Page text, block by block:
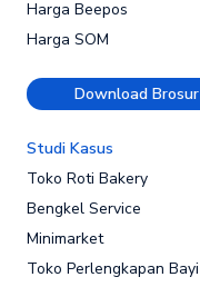
Harga Beepos
Harga SOM
Download Brosur
Studi Kasus
Toko Roti Bakery
Bengkel Service
Minimarket
Toko Perlengkapan Bayi